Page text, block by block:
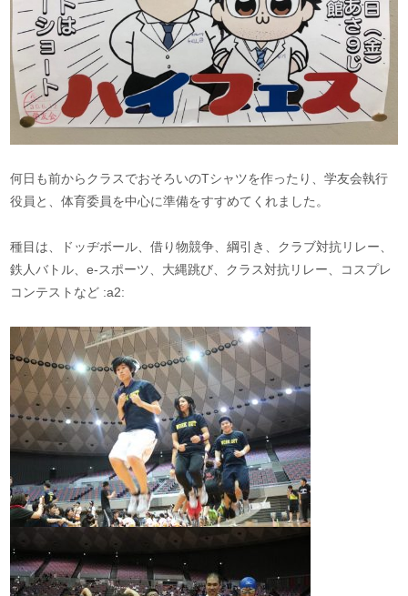
何日も前からクラスでおそろいのTシャツを作ったり、学友会執行
役員と、体育委員を中心に準備をすすめてくれました。
種目は、ドッヂボール、借り物競争、綱引き、クラブ対抗リレー、
鉄人バトル、e-スポーツ、大縄跳び、クラス対抗リレー、コスプレ
コンテストなど :a2: